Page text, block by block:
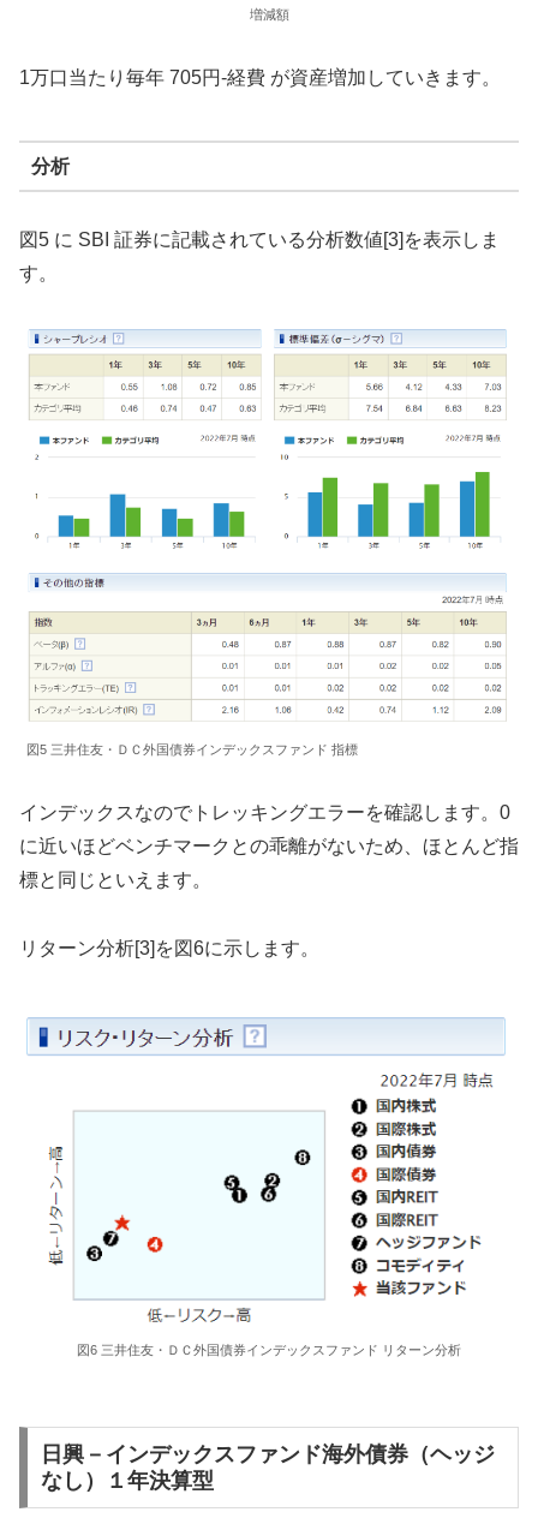
増減額
1万口当たり毎年 705円-経費 が資産増加していきます。
分析
図5 に SBI 証券に記載されている分析数値[3]を表示しま
す。
図5 三井住友・ＤＣ外国債券インデックスファンド 指標
インデックスなのでトレッキングエラーを確認します。0
に近いほどベンチマークとの乖離がないため、ほとんど指
標と同じといえます。
リターン分析[3]を図6に示します。
図6 三井住友・ＤＣ外国債券インデックスファンド リターン分析
日興－インデックスファンド海外債券（ヘッジ
なし）１年決算型